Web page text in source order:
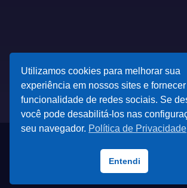
©
Utilizamos cookies para melhorar sua
experiência em nossos sites e fornecer
funcionalidade de redes sociais. Se
você pode desabilitá-los nas
seu navegador. Política de Privacidade
Entendi